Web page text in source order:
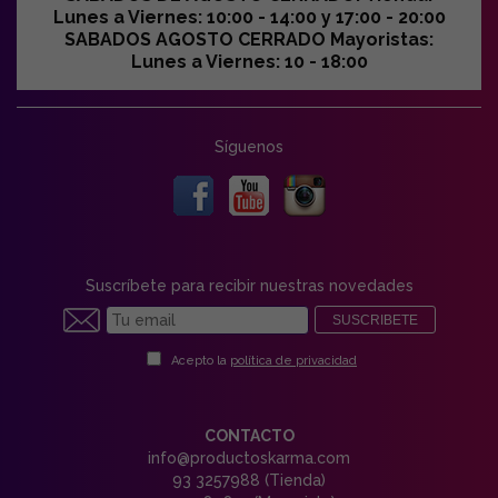
Lunes a Viernes: 10:00 - 14:00 y 17:00 - 20:00
SABADOS AGOSTO CERRADO Mayoristas:
Lunes a Viernes: 10 - 18:00
Síguenos
Suscríbete para recibir nuestras novedades
SUSCRIBETE
Acepto la política de privacidad
CONTACTO
info@productoskarma.com
93 3257988 (Tienda)